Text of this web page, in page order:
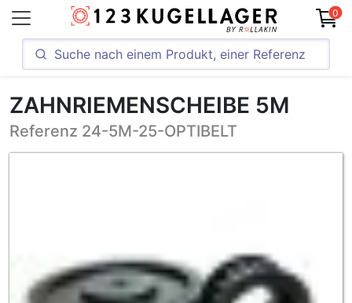
0
ZAHNRIEMENSCHEIBE 5M
Referenz 24-5M-25-OPTIBELT